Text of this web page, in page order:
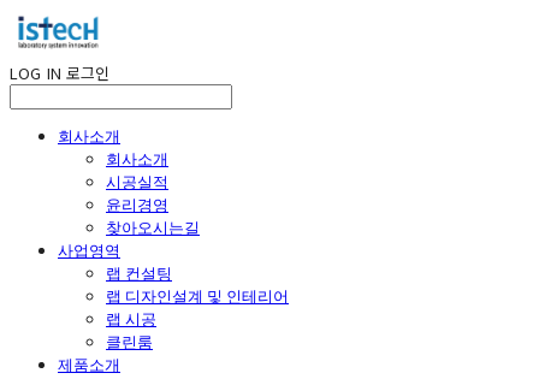
LOG IN 로그인
회사소개
회사소개
시공실적
윤리경영
찾아오시는길
사업영역
랩 컨설팅
랩 디자인설계 및 인테리어
랩 시공
클린룸
제품소개